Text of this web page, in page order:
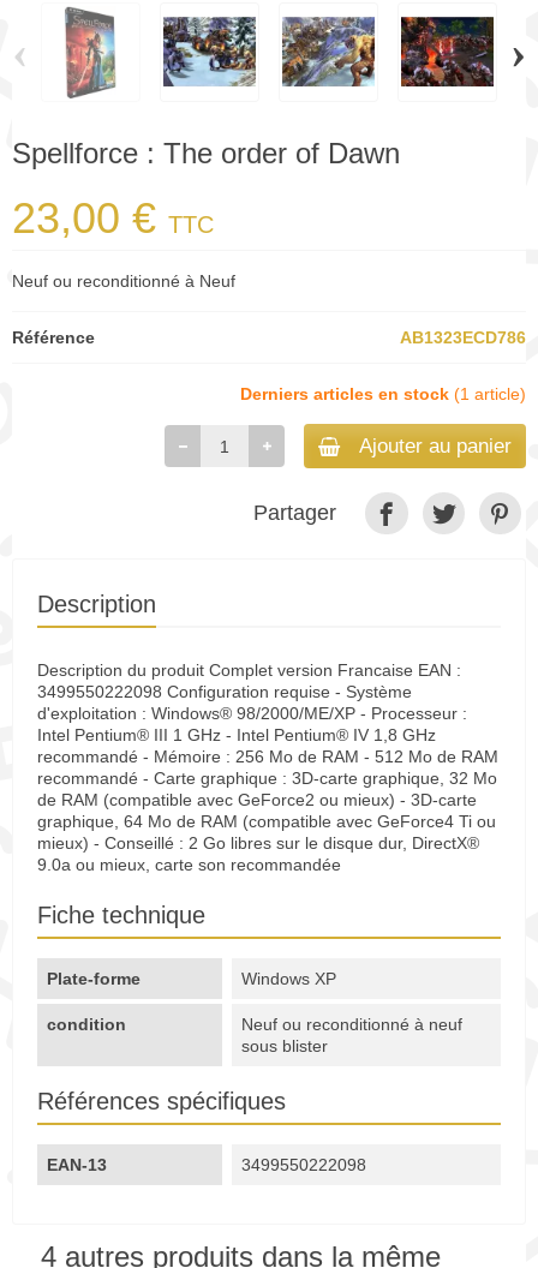
‹ ›
Spellforce : The order of Dawn
23,00 € TTC
Neuf ou reconditionné à Neuf
Référence AB1323ECD786
Derniers articles en stock (1 article)
Ajouter au panier
Partager
Description
Description du produit Complet version Francaise EAN :
3499550222098 Configuration requise - Système
d'exploitation : Windows® 98/2000/ME/XP - Processeur :
Intel Pentium® III 1 GHz - Intel Pentium® IV 1,8 GHz
recommandé - Mémoire : 256 Mo de RAM - 512 Mo de RAM
recommandé - Carte graphique : 3D-carte graphique, 32 Mo
de RAM (compatible avec GeForce2 ou mieux) - 3D-carte
graphique, 64 Mo de RAM (compatible avec GeForce4 Ti ou
mieux) - Conseillé : 2 Go libres sur le disque dur, DirectX®
9.0a ou mieux, carte son recommandée
Fiche technique
Plate-forme Windows XP
condition
Neuf ou reconditionné à neuf
sous blister
Références spécifiques
EAN-13 3499550222098
4 autres produits dans la même